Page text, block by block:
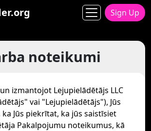
Sign Up
noteikumi
izmantojot Lejupielādētājs LLC
vai "Lejupielādētājs"), Jūs
Jūs piekrītat, ka jūs saistīsiet
Pakalpojumu noteikumus, kā